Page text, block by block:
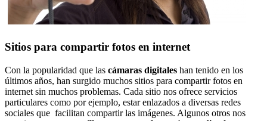
Sitios para compartir fotos en internet
Con la popularidad que las cámaras digitales han tenido en los
últimos años, han surgido muchos sitios para compartir fotos en
internet sin muchos problemas. Cada sitio nos ofrece servicios
particulares como por ejemplo, estar enlazados a diversas redes
sociales que facilitan compartir las imágenes. Algunos otros nos